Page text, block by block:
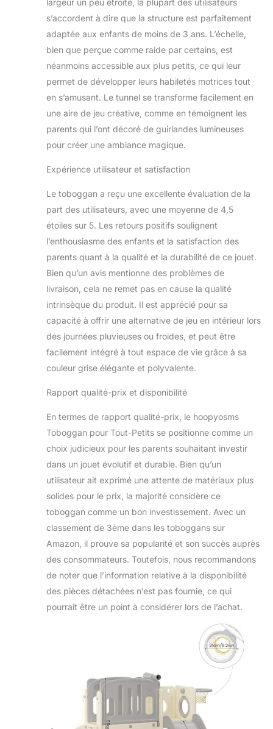
glisse. Les barres
latérales surélevées
de chaque côté
les enfants peuvent
expérimenter la
vitesse et
l'excitation en toute
sécurité. Surface
Lisse et Adaptée
aux Enfants: Notre
toboggan est
surface lisse, sans
rugueux. C'est le
cadeau parfait pour
vos petits, leur
offrant une
sûre et agréable.
Assemblage Facile:
Notre ensemble
comprend tous les
outils nécessaires à
l'installation et est
livré avec des
instructions
détaillées. N'hésitez
pas à nous
contacter à tout
avez des questions!
s’accordent à dire que la structure est parfaitement
adaptée aux enfants de moins de 3 ans. L’échelle,
bien que perçue comme raide par certains, est
néanmoins accessible aux plus petits, ce qui leur
permet de développer leurs habiletés motrices tout
en s’amusant. Le tunnel se transforme facilement en
une aire de jeu créative, comme en témoignent les
parents qui l’ont décoré de guirlandes lumineuses
pour créer une ambiance magique.
Expérience utilisateur et satisfaction
Le toboggan a reçu une excellente évaluation de la
part des utilisateurs, avec une moyenne de 4,5
étoiles sur 5. Les retours positifs soulignent
l’enthousiasme des enfants et la satisfaction des
parents quant à la qualité et la durabilité de ce jouet.
Bien qu’un avis mentionne des problèmes de
livraison, cela ne remet pas en cause la qualité
intrinsèque du produit. Il est apprécié pour sa
capacité à offrir une alternative de jeu en intérieur lors
des journées pluvieuses ou froides, et peut être
facilement intégré à tout espace de vie grâce à sa
couleur grise élégante et polyvalente.
Rapport qualité-prix et disponibilité
En termes de rapport qualité-prix, le hoopyosms
Toboggan pour Tout-Petits se positionne comme un
choix judicieux pour les parents souhaitant investir
dans un jouet évolutif et durable. Bien qu’un
utilisateur ait exprimé une attente de matériaux plus
solides pour le prix, la majorité considère ce
toboggan comme un bon investissement. Avec un
classement de 3ème dans les toboggans sur
Amazon, il prouve sa popularité et son succès auprès
des consommateurs. Toutefois, nous recommandons
de noter que l’information relative à la disponibilité
des pièces détachées n’est pas fournie, ce qui
pourrait être un point à considérer lors de l’achat.